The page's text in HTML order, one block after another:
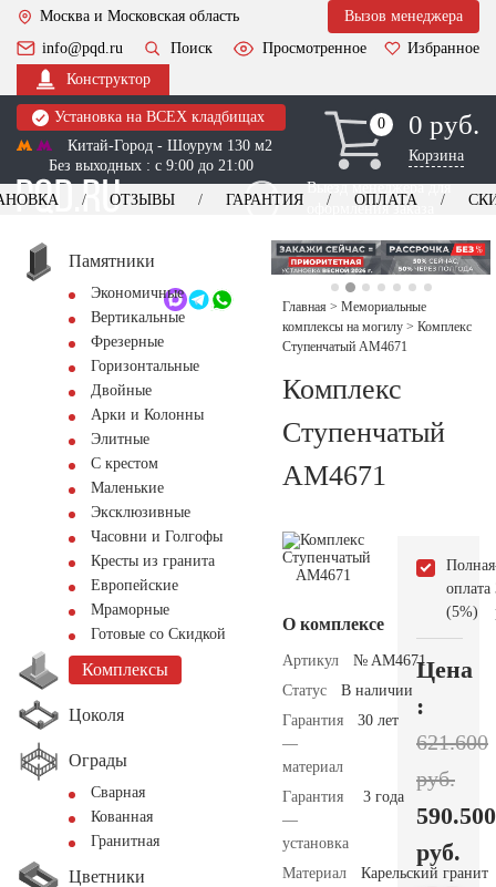
Москва и Московская область
Вызов менеджера
info@pqd.ru
Поиск Просмотренное
Избранное
Конструктор
Установка на ВСЕХ кладбищах
Китай-Город - Шоурум 130 м2
Без выходных : с 9:00 до 21:00
0
0 0 руб.
Корзина
Выезд менеджера для
оформления заказа
+7 (495) 518-44-23
Обратный звонок
ОТЗЫВЫ ГАРАНТИЯ ОПЛАТА
Памятники
Экономичные
Вертикальные
Фрезерные
Горизонтальные
Двойные
Арки и Колонны
Элитные
С крестом
Маленькие
Эксклюзивные
Часовни и Голгофы
Кресты из гранита
Европейские
Мраморные
Готовые со Скидкой
Комплексы
Цоколя
Ограды
Сварная
Кованная
Гранитная
Цветники
Главная > Мемориальные
комплексы на могилу > Комплекс
Ступенчатый AM4671
Комплекс
Ступенчатый
AM4671
О комплексе
Артикул
№ AM4671
Статус
В наличии
Гарантия
—
материал
30 лет
Гарантия
—
установка
3 года
Материал
Карельский гранит
Полная
оплата
(5%)
Цена
:
621.600
руб.
590.500
руб.